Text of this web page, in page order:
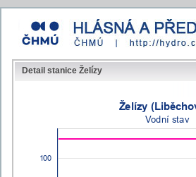
Detail stanice Želízy